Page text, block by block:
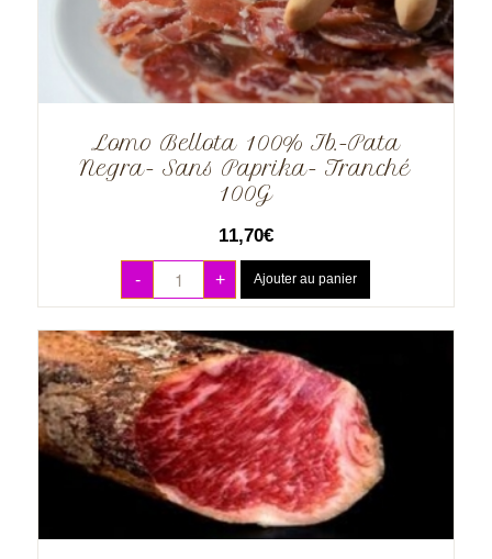
Lomo Bellota 100% Ib.-Pata
Negra- Sans Paprika- Tranché
100G
11,70€
- + Ajouter au panier